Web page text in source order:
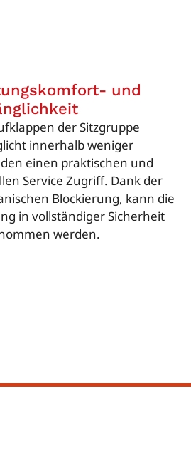
und
der Sitzgruppe
innerhalb weniger
einen praktischen und
Service Zugriff. Dank der
Blockierung, kann die
in vollständiger Sicherheit
werden.